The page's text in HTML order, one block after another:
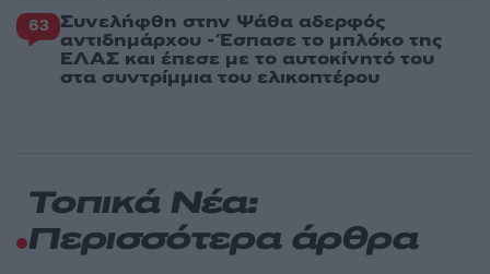
63 Συνελήφθη στην Ψάθα αδερφός
αντιδημάρχου - Έσπασε το μπλόκο της
ΕΛΑΣ και έπεσε με το αυτοκίνητό του
στα συντρίμμια του ελικοπτέρου
Τοπικά Νέα:
Περισσότερα άρθρα